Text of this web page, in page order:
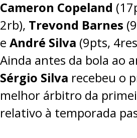
Cameron Copeland
2rb), Trevond Barnes
e André Silva (9pts,
Ainda antes da bola ao
Sérgio Silva recebeu o
melhor árbitro da
relativo à temporada